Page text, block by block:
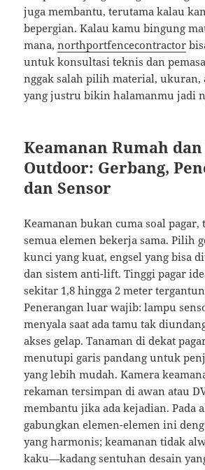
juga membantu, terutama kalau
bepergian. Kalau kamu bingung
mana,northportfencecontractor
untuk konsultasi teknis dan
nggak salah pilih material, ukuran,
yang justru bikin halamanmu jadi
Keamanan Rumah
Outdoor: Gerbang,
dan Sensor
Keamanan bukan cuma soal pagar,
semua elemen bekerja sama. Pilih
kunci yang kuat, engsel yang bisa
dan sistem anti-lift. Tinggi pagar
sekitar 1,8 hingga 2 meter
Penerangan luar wajib: lampu
menyala saat ada tamu tak
akses gelap. Tanaman di dekat
menutupi garis pandang untuk
yang lebih mudah. Kamera
rekaman tersimpan di awan atau
membantu jika ada kejadian. Pada
gabungkan elemen-elemen ini
yang harmonis; keamanan tidak
kaku—kadang sentuhan desain